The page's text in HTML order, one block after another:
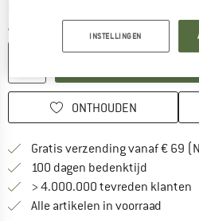
Aantal:
ONTHOUDEN
Gratis verzending vanaf € 69
100 dagen bedenktijd Vind de
> 4.000.000 tevreden klanten
Alle artikelen in voorraad
INSTELLINGEN